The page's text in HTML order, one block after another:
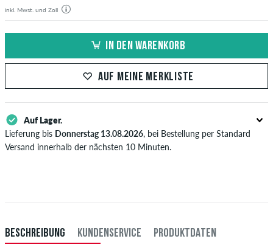
inkl. Mwst. und Zoll
IN DEN WARENKORB
AUF MEINE MERKLISTE
Auf Lager.
Lieferung bis Donnerstag 13.08.2026, bei Bestellung per Standard
Versand innerhalb der nächsten 10 Minuten.
Zahlung.
BESCHREIBUNG KUNDENSERVICE PRODUKTDATEN